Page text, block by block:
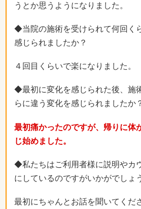
うとか思うようになりました。
◆当院の施術を受けられて何回く
感じられましたか？
４回目くらいで楽になりました。
◆最初に変化を感じられた後、施
らに違う変化を感じられましたか
最初痛かったのですが、帰りに体
じ始めました。
◆私たちはご利用者様に説明やカ
にしているのですがいかがでしょ
最初にちゃんとお話を聞いてくだ